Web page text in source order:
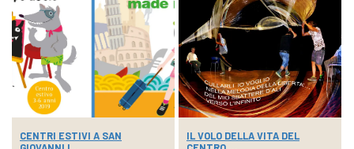
CENTRI ESTIVI A SAN
IL VOLO DELLA VITA DEL